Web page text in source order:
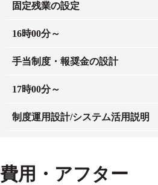
固定残業の設定
16時00分～
手当制度・報奨金の設計
17時00分～
制度運用設計/システム活用説明
費用・アフター